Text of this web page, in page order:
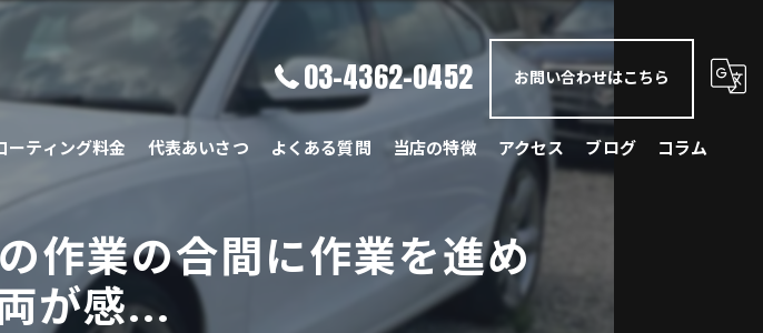
03-4362-0452 お問い合わせはこちら
ーティング料金 代表あいさつ よくある質問 当店の特徴
メルセデス・ベンツ
BMW
アクセス ブログ コラム
作業の合間に作業を進め
が感...